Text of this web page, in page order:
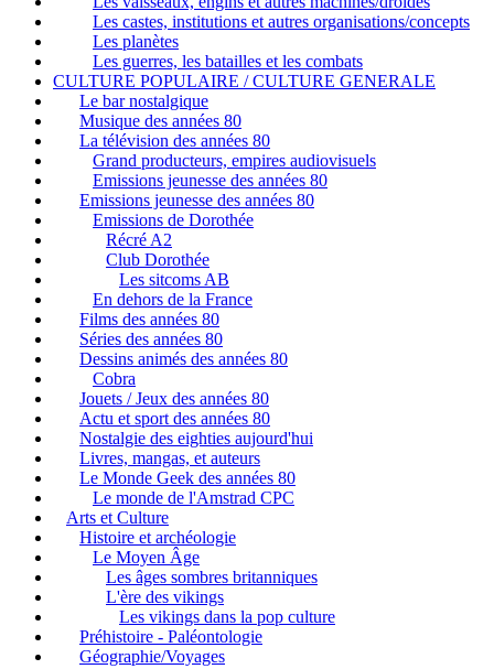
Les castes, institutions et autres organisations/concepts
Les planètes
Les guerres, les batailles et les combats
CULTURE POPULAIRE / CULTURE GENERALE
Le bar nostalgique
Musique des années 80
La télévision des années 80
Grand producteurs, empires audiovisuels
Emissions jeunesse des années 80
Emissions jeunesse des années 80
Emissions de Dorothée
Récré A2
Club Dorothée
Les sitcoms AB
En dehors de la France
Films des années 80
Séries des années 80
Dessins animés des années 80
Cobra
Jouets / Jeux des années 80
Actu et sport des années 80
Nostalgie des eighties aujourd'hui
Livres, mangas, et auteurs
Le Monde Geek des années 80
Le monde de l'Amstrad CPC
Arts et Culture
Histoire et archéologie
Le Moyen Âge
Les âges sombres britanniques
L'ère des vikings
Les vikings dans la pop culture
Préhistoire - Paléontologie
Géographie/Voyages